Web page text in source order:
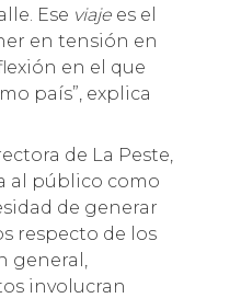
Ese viajees el
en tensión en
en el que
país”, explica
de La Peste,
al público como
de generar
respecto de los
general,
involucran